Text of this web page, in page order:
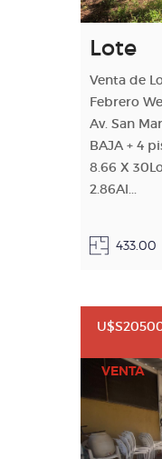
Lote
Venta de
Febrero
Av. San
BAJA + 4
8.66 X
2.86Al...
433.00
VENTA